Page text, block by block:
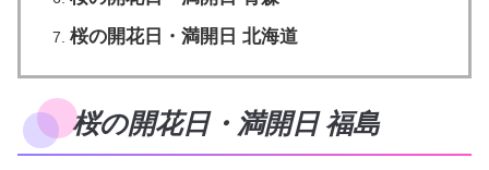
桜の開花日・満開日 北海道
桜の開花日・満開日 福島